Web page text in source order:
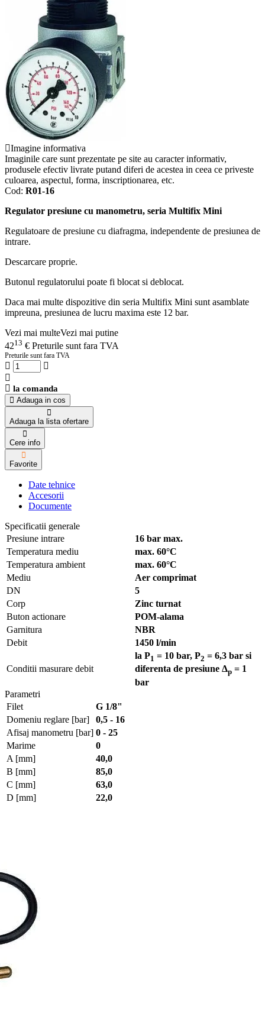
Imagine informativa
Imaginile care sunt prezentate pe site au caracter informativ,
produsele efectiv livrate putand diferi de acestea in ceea ce priveste
culoarea, aspectul, forma, inscriptionarea, etc.
Cod: R01-16
Regulator presiune cu manometru, seria Multifix Mini
Regulatoare de presiune cu diafragma, independente de presiunea de
intrare.
Descarcare proprie.
Butonul regulatorului poate fi blocat si deblocat.
Daca mai multe dispozitive din seria Multifix Mini sunt asamblate
impreuna, presiunea de lucru maxima este 12 bar.
Vezi mai multeVezi mai putine
4213 € Preturile sunt fara TVA
Preturile sunt fara TVA
la comanda
Adauga in cos
Adauga la lista ofertare
Cere info
Favorite
Date tehnice
Accesorii
Documente
Specificatii generale
Presiune intrare
16 bar max.
Temperatura mediu
max. 60°C
Temperatura ambient
max. 60°C
Mediu
Aer comprimat
DN
5
Corp
Zinc turnat
Buton actionare
POM-alama
Garnitura
NBR
Debit
1450 l/min
Conditii masurare debit
la P1 = 10 bar, P2 = 6,3 bar si
diferenta de presiune Δp = 1
bar
Parametri
Filet
G 1/8"
Domeniu reglare [bar]
0,5 - 16
Afisaj manometru [bar] 0 - 25
Marime
0
A [mm]
40,0
B [mm]
85,0
C [mm]
63,0
D [mm]
22,0